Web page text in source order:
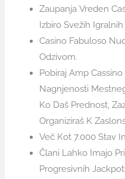
Zaupanja Vreden
Izbiro Svežih
Casino Fabuloso
Odzivom.
Pobiraj Amp
Nagnjenosti
Ko Daš Prednost,
Organiziraš K
Več Kot 7.000 Stav
Člani Lahko Imajo
Progresivnih